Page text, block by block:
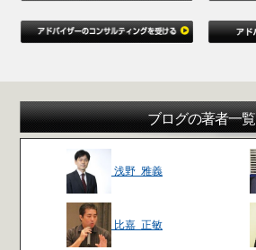
ブログの著者一覧
浅野 雅義
比嘉 正敏